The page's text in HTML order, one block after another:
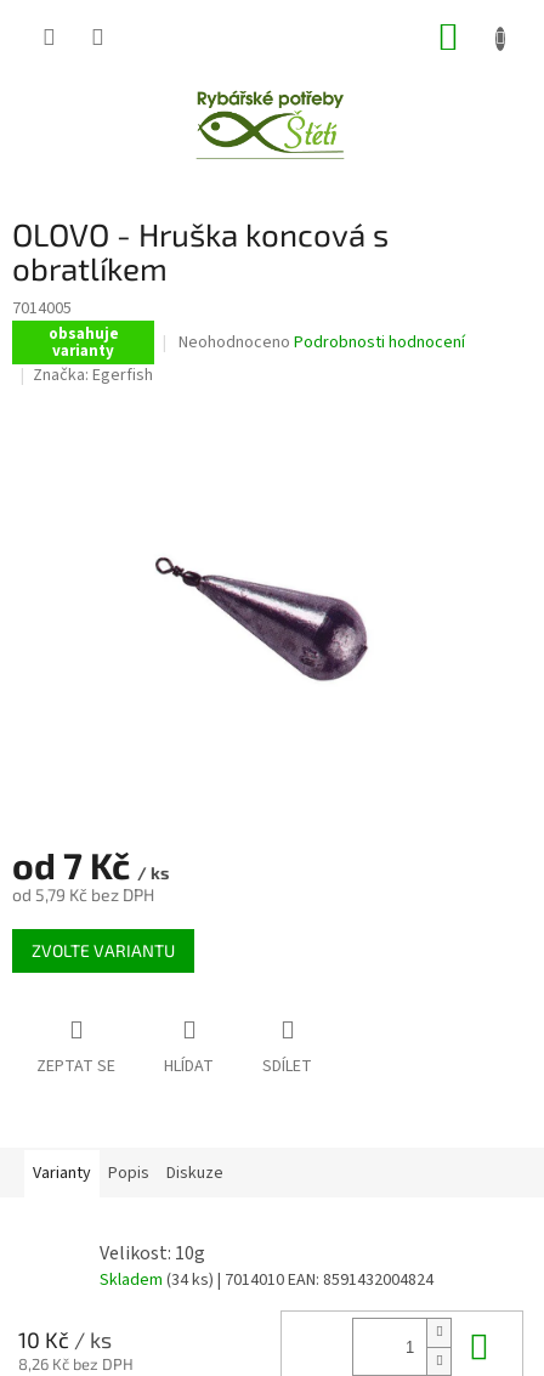
OLOVO - Hruška koncová s
obratlíkem
7014005
obsahuje
varianty
Průměrné
Neohodnoceno Podrobnosti hodnocení
Značka: Egerfish
od 7 Kč / ks
od 5,79 Kč bez DPH
Měrná
cena:
ZVOLTE VARIANTU
ZEPTAT SE HLÍDAT SDÍLET
Varianty Popis Diskuze
Velikost: 10g
Skladem (34 ks) | 7014010EAN: 8591432004824
10 Kč / ks
8,26 Kč bez DPH